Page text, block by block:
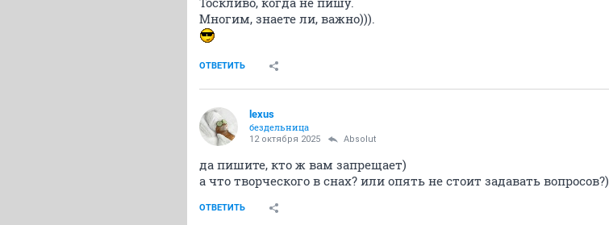
Многим, знаете ли, важно))).
ОТВЕТИТЬ
lexus
бездельница
12 октября 2025 Absolut
да пишите, кто ж вам запрещает)
а что творческого в снах? или опять не стоит задавать вопросов?)
ОТВЕТИТЬ